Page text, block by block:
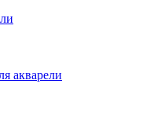
акварели